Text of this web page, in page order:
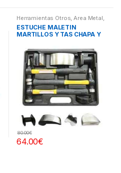
Herramientas Otros,Area Metal,
Roscas, Herramientas
Pintura,Maletines Herramientas,
Extractores, Compresímetros,
ESTUCHE MALETIN
MARTILLOS Y TAS CHAPA Y
64.00€
80.00€